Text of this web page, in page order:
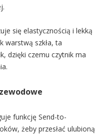
się elastycznością i lekką
warstwą szkła, ta
dzięki czemu czytnik ma
funkcję Send-to-
żeby przesłać ulubioną